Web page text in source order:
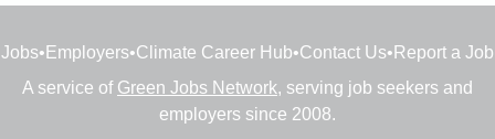
Jobs• Employers•Climate Career Hub•Contact Us• Report a Job
A service of Green Jobs Network, serving job seekers and
employers since 2008.